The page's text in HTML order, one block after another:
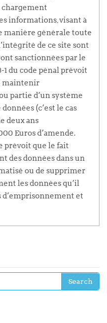
chargement
informations, visant à
manière générale toute
de ce site sont
sanctionnées par le
1 du code pénal prévoit
maintenir
partie d’un système
(c’est le cas
deux ans
Euros d’amende.
prévoit que le fait
des données dans un
ou de supprimer
les données qu’il
et